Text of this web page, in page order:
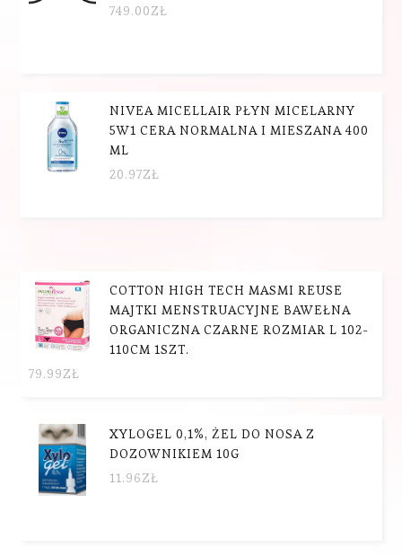
749.00ZŁ
NIVEA MICELLAIR PŁYN MICELARNY
5W1 CERA NORMALNA I MIESZANA 400
ML
20.97ZŁ
COTTON HIGH TECH MASMI REUSE
MAJTKI MENSTRUACYJNE BAWEŁNA
ORGANICZNA CZARNE ROZMIAR L 102-
110CM 1SZT.
79.99ZŁ
XYLOGEL 0,1%, ŻEL DO NOSA Z
DOZOWNIKIEM 10G
11.96ZŁ